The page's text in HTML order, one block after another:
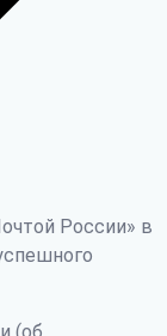
России» в